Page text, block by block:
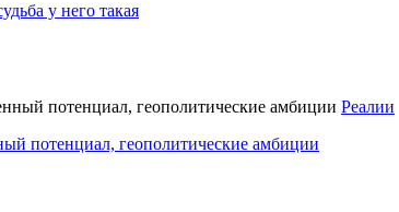
у него такая
Реалии
потенциал, геополитические амбиции